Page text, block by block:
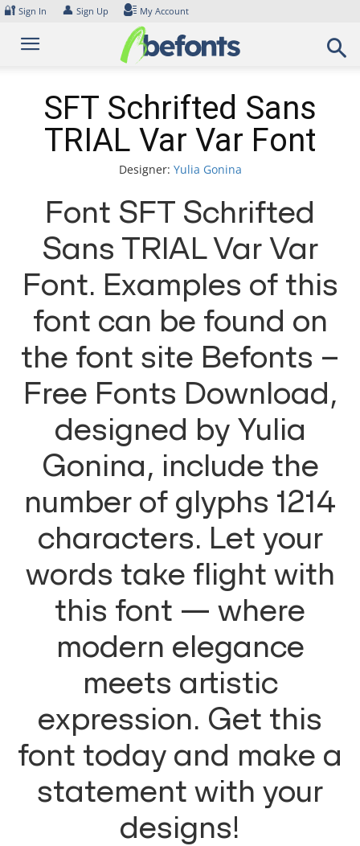
Skip
content
🔐 Sign In 👤 Sign Up My Account
SFT Schrifted Sans
TRIAL Var Var Font
Designer: Yulia Gonina
Font SFT Schrifted
Sans TRIAL Var Var
Font. Examples of this
font can be found on
the font site Befonts –
Free Fonts Download,
designed by Yulia
Gonina, include the
number of glyphs 1214
characters. Let your
words take flight with
this font — where
modern elegance
meets artistic
expression. Get this
font today and make a
statement with your
designs!